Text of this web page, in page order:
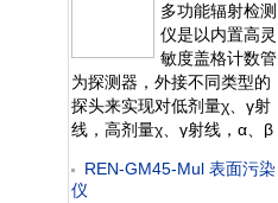
析。该仪器广泛用于卫生、
环保、冶金、石油、化工、
医院、加速器、工业探伤
多功能辐射检测
仪是以内置高灵
敏度盖格计数管
为探测器，外接不同类型的
探头来实现对低剂量χ、γ射
线，高剂量χ、γ射线，α、β
为多功能辐射巡测仪，能显
REN-GM45-Mul 表面污染
仪